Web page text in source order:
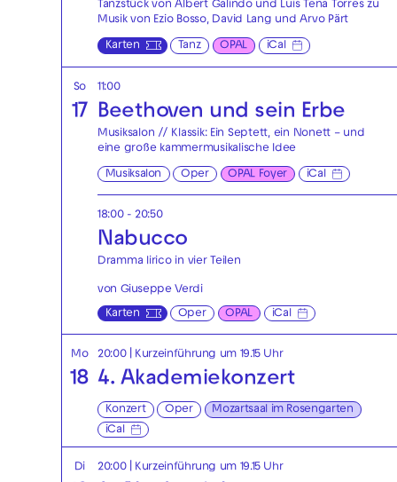
Tanzstück von Albert Galindo und Luis Tena Torres zu
Musik von Ezio Bosso, David Lang und Arvo Pärt
Karten Tanz OPAL iCal
So
17
11:00
Beethoven und sein Erbe
Musiksalon // Klassik: Ein Septett, ein Nonett – und
eine große kammermusikalische Idee
Musiksalon Oper OPAL Foyer iCal
18:00 - 20:50
Nabucco
Dramma lirico in vier Teilen
von Giuseppe Verdi
Karten Oper OPAL iCal
Mo
18
20:00 | Kurzeinführung um 19.15 Uhr
4. Akademiekonzert
Konzert Oper
Mozartsaal im Rosengarten
iCal
Di 20:00 | Kurzeinführung um 19.15 Uhr